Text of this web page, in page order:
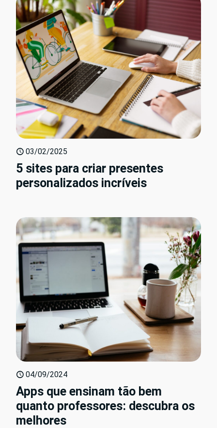
03/02/2025
5 sites para criar presentes
personalizados incríveis
04/09/2024
Apps que ensinam tão bem
quanto professores: descubra os
melhores